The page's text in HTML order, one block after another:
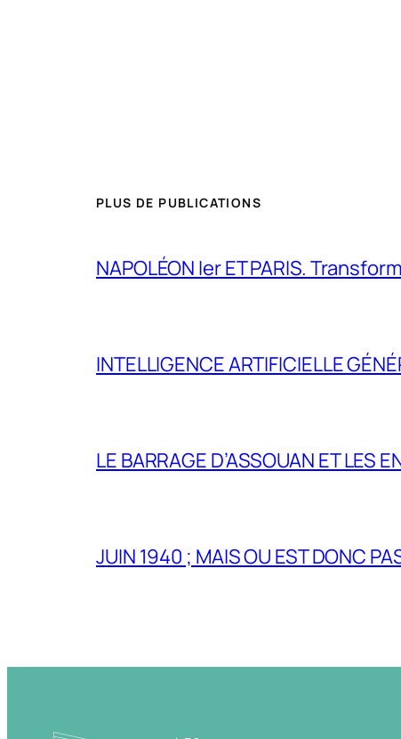
PLUS DE PUBLICATIONS
NAPOLÉON Ier ET PARIS.
INTELLIGENCE ARTIFICIELLE
LE BARRAGE D’ASSOUAN ET LES
JUIN 1940 ; MAIS OU EST DONC